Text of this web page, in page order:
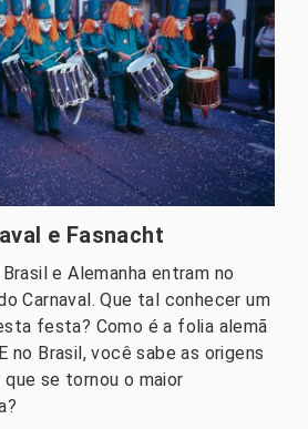
e Fasnacht
e Alemanha entram no
Carnaval. Que tal conhecer um
festa? Como é a folia alemã
no Brasil, você sabe as origens
se tornou o maior